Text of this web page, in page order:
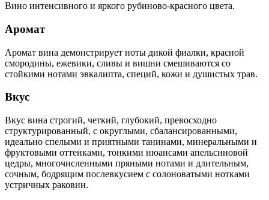
Вино интенсивного и яркого рубиново-красного цвета.
Аромат
Аромат вина демонстрирует ноты дикой фиалки, красной
смородины, ежевики, сливы и вишни смешиваются со
стойкими нотами эвкалипта, специй, кожи и душистых трав.
Вкус
Вкус вина строгий, четкий, глубокий, превосходно
структурированный, с округлыми, сбалансированными,
идеально спелыми и приятными танинами, минеральными и
фруктовыми оттенками, тонкими нюансами апельсиновой
цедры, многочисленными пряными нотами и длительным,
сочным, бодрящим послевкусием с солоноватыми нотками
устричных раковин.